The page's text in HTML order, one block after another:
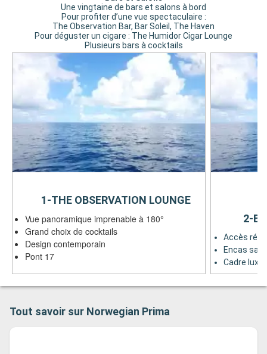
Une vingtaine de bars et salons à bord
Pour profiter d’une vue spectaculaire :
The Observation Bar, Bar Soleil, The Haven
Pour déguster un cigare : The Humidor Cigar Lounge
Plusieurs bars à cocktails
Vue panoramique imprenable à 180°
Grand choix de cocktails
Design contemporain
Pont 17
1-THE OBSERVATION LOUNGE
Accès
Encas
Cadre
2-
Tout savoir sur Norwegian Prima